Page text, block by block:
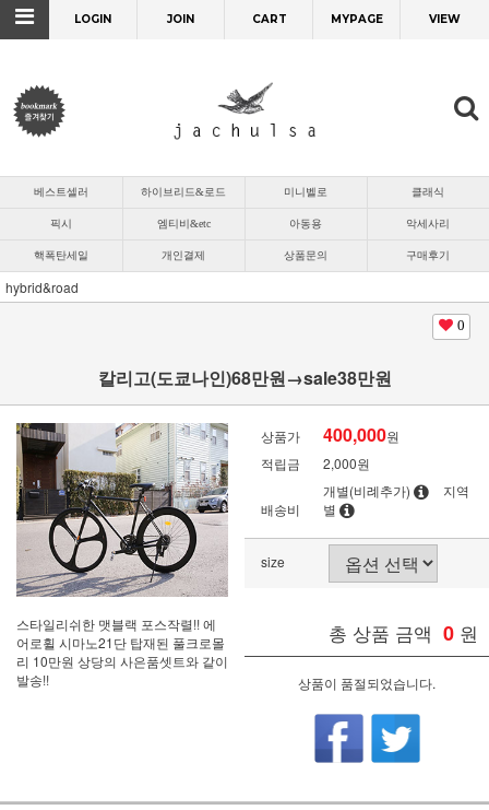
LOGIN JOIN CART MYPAGE VIEW
베스트셀러 하이브리드&로드 미니벨로 클래식
픽시 엠티비&etc 아동용 악세사리
핵폭탄세일 개인결제 상품문의 구매후기
hybrid&road
0
칼리고(도쿄나인)68만원→sale38만원
스타일리쉬한 맷블랙 포스작렬!! 에
어로휠 시마노21단 탑재된 풀크로몰
리 10만원 상당의 사은품셋트와 같이
발송!!
상품가 400,000원
적립금
2,000원
배송비
개별(비례추가)
지역
별
size
총 상품 금액 0 원
상품이 품절되었습니다.